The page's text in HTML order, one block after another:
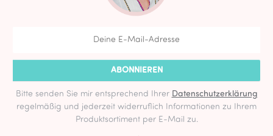
ABONNIEREN
Bitte senden Sie mir entsprechend Ihrer Datenschutzerklärung
regelmäßig und jederzeit widerruflich Informationen zu Ihrem
Produktsortiment per E-Mail zu.